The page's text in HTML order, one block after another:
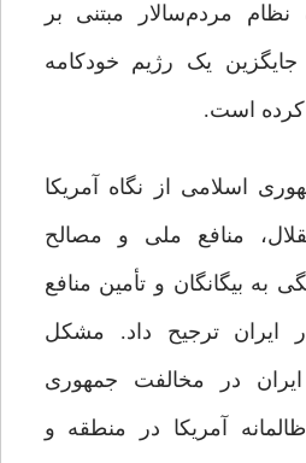
نظام مردم‌سالار مبتنی بر
یک رژیم خودکامه
کرده است.
اسلامی از نگاه آمریکا
منافع ملی و مصالح
به بیگانگان و تأمین منافع
ایران ترجیح داد. مشکل
ایران در مخالفت جمهوری‌
آمریکا در منطقه و